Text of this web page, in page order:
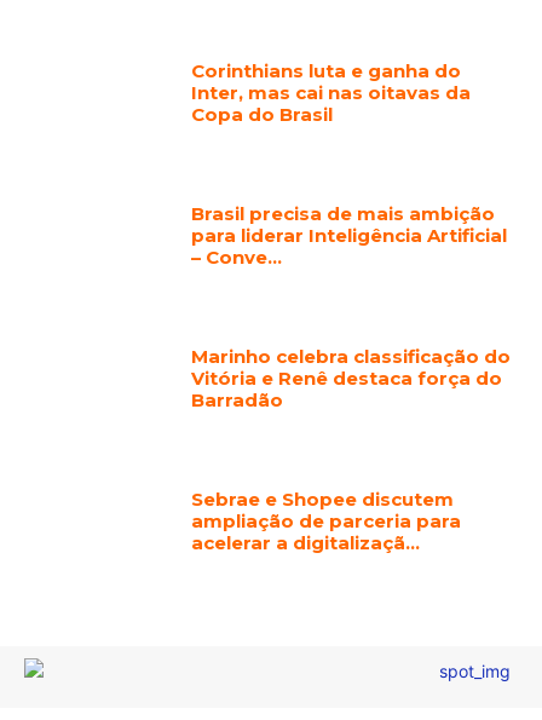
Corinthians luta e ganha do
Inter, mas cai nas oitavas da
Copa do Brasil
Brasil precisa de mais ambição
para liderar Inteligência Artificial
– Conve…
Marinho celebra classificação do
Vitória e Renê destaca força do
Barradão
Sebrae e Shopee discutem
ampliação de parceria para
acelerar a digitalizaçã…